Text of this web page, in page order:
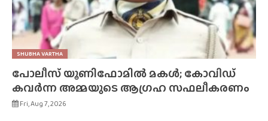
SHUBHA VARTHA
പോലീസ് യൂണിഫോമിൽ മകൾ; കോവിഡ്
കവർന്ന അമ്മയുടെ ആഗ്രഹ സഫലീകരണം
Fri, Aug 7, 2026